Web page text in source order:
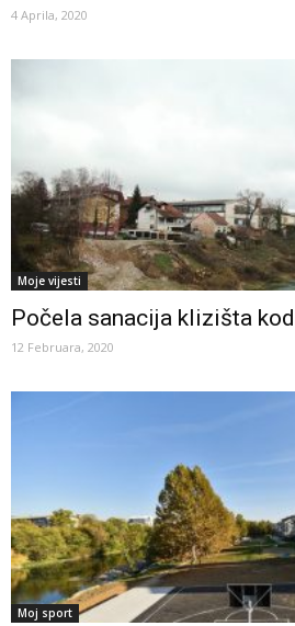
4 Aprila, 2020
Moje vijesti
Počela sanacija klizišta
12 Februara, 2020
Moj sport